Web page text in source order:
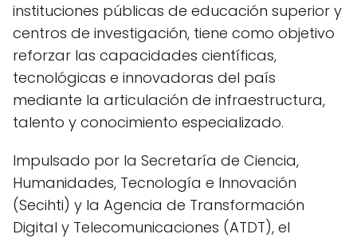
instituciones públicas de educación superior y
centros de investigación, tiene como objetivo
reforzar las capacidades científicas,
tecnológicas e innovadoras del país
mediante la articulación de infraestructura,
talento y conocimiento especializado.
Impulsado por la Secretaría de Ciencia,
Humanidades, Tecnología e Innovación
(Secihti) y la Agencia de Transformación
Digital y Telecomunicaciones (ATDT), el